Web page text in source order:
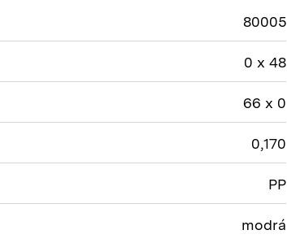
80005
0 x 48
66 x 0
0,170
PP
modrá